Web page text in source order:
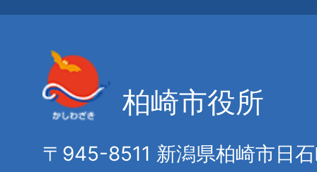
柏崎市役所
〒945-8511 新潟県柏崎市日